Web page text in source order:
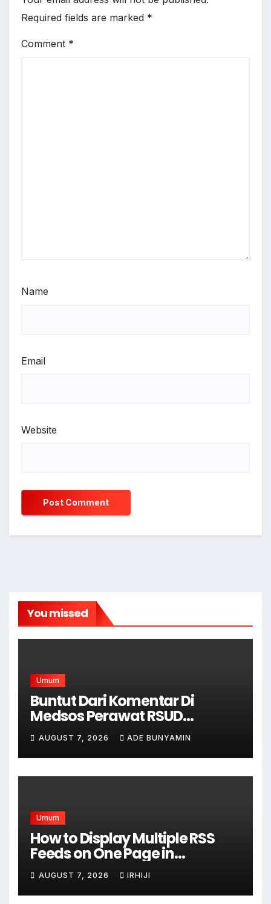
Required fields are marked *
Comment *
Name
Email
Website
You missed
Umum
Buntut Dari Komentar Di
Medsos Perawat RSUD
Cicalengka Di Non Aktifkan
AUGUST 7, 2026 ADE BUNYAMIN
Umum
How to Display Multiple RSS
Feeds on One Page in
WordPress
AUGUST 7, 2026 IRHIJI